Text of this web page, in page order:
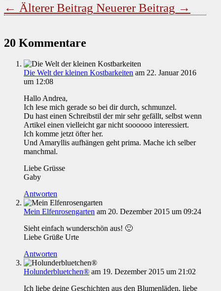
← Älterer Beitrag Neuerer Beitrag →
20 Kommentare
Die Welt der kleinen Kostbarkeiten am 22. Januar 2016
um 12:08
Hallo Andrea,
Ich lese mich gerade so bei dir durch, schmunzel.
Du hast einen Schreibstil der mir sehr gefällt, selbst wenn
Artikel einen vielleicht gar nicht soooooo interessiert.
Ich komme jetzt öfter her.
Und Amaryllis aufhängen geht prima. Mache ich selber
manchmal.
Liebe Grüsse
Gaby
Antworten
Mein Elfenrosengarten am 20. Dezember 2015 um 09:24
Sieht einfach wunderschön aus! 🙂
Liebe Grüße Urte
Antworten
Holunderbluetchen® am 19. Dezember 2015 um 21:02
Ich liebe deine Geschichten aus den Blumenläden, liebe